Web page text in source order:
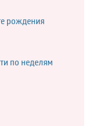
рождения
по неделям